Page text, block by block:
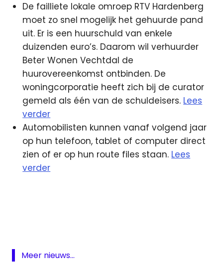
De failliete lokale omroep RTV Hardenberg
moet zo snel mogelijk het gehuurde pand
uit. Er is een huurschuld van enkele
duizenden euro’s. Daarom wil verhuurder
Beter Wonen Vechtdal de
huurovereenkomst ontbinden. De
woningcorporatie heeft zich bij de curator
gemeld als één van de schuldeisers. Lees
verder
Automobilisten kunnen vanaf volgend jaar
op hun telefoon, tablet of computer direct
zien of er op hun route files staan. Lees
verder
Meer nieuws...